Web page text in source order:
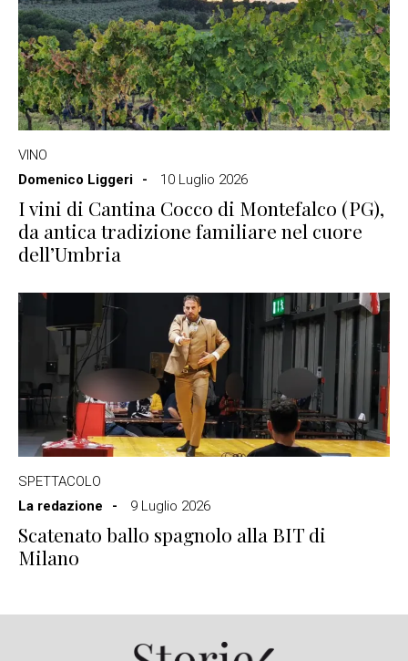
VINO
Domenico Liggeri
10 Luglio 2026
I vini di Cantina Cocco di Montefalco (PG),
da antica tradizione familiare nel cuore
dell’Umbria
SPETTACOLO
La redazione
9 Luglio 2026
Scatenato ballo spagnolo alla BIT di
Milano